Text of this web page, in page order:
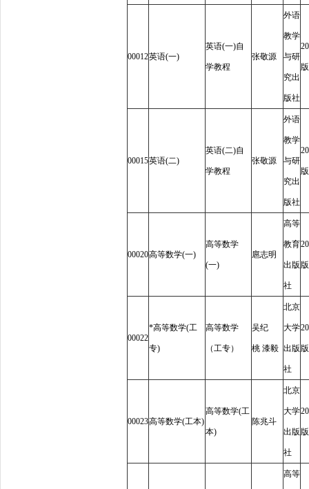
00012英语(一)
英语(一)自
学教程
张敬源
外语
教学
与研
究出
版社
版
00015英语(二)
英语(二)自
学教程
张敬源
外语
教学
与研
究出
版社
版
00020高等数学(一)
高等数学
(一)
扈志明
高等
教育
出版
社
版
00022
*高等数学(工
专)
高等数学
（工专）
吴纪
桃 漆毅
北京
大学
出版
社
20
版
00023高等数学(工本)
高等数学(工
本)
陈兆斗
北京
大学
出版
社
版
高等